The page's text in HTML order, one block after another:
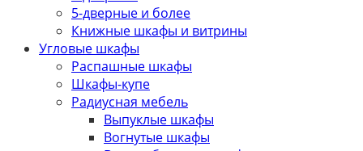
5-дверные и более
Книжные шкафы и витрины
Угловые шкафы
Распашные шкафы
Шкафы-купе
Радиусная мебель
Выпуклые шкафы
Вогнутые шкафы